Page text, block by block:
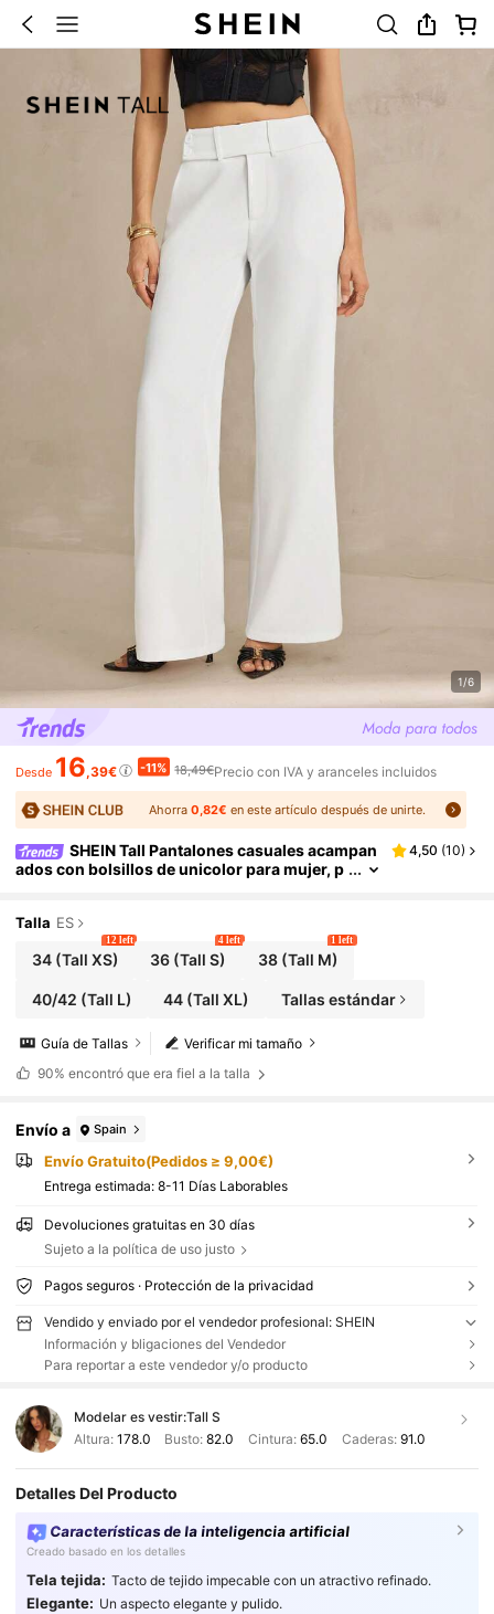
1/6
Desde 16,39€ -11% 18,49€Precio con IVA y aranceles incluidos
Ahorra0,82€ en este artículo después de unirte.
SHEIN Tall Pantalones casuales acampan
ados con bolsillos de unicolor para mujer, p
4,50 (10)
Talla ES
34(Tall XS)
12 left
36 (Tall S)
4 left
38(Tall M)
1 left
40/42 (Tall L) 44 (Tall XL) Tallas estándar
Verificar mi tamaño
Guía de Tallas
90% encontró que era fiel a la talla
Envío a Spain
Envío Gratuito(Pedidos ≥ 9,00€)
Entrega estimada: 8-11 Días Laborables
Devoluciones gratuitas en 30 días
Sujeto a la política de uso justo
Pagos seguros · Protección de la privacidad
Vendido y enviado por el vendedor profesional: SHEIN
Información y bligaciones del Vendedor
Para reportar a este vendedor y/o producto
Modelar es vestir:Tall S
Altura: 178.0 Busto:82.0 Cintura: 65.0 Caderas: 91.0
Detalles Del Producto
Características de la inteligencia artificial
Creado basado en los detalles
Tela tejida: Tacto de tejido impecable con un atractivo refinado.
Elegante: Un aspecto elegante y pulido.